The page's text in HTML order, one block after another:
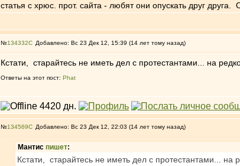
статья с хрюс. прот. сайта - любят они опускать друг
№134332 Добавлено: Вс 23 Дек 12, 15:39 (14 лет тому назад)
Кстати, старайтесь не иметь дел с протестантами... на
Ответы на этот пост: Phat
№134569 Добавлено: Вс 23 Дек 12, 22:03 (14 лет тому назад)
Мантис пишет:
Кстати, старайтесь не иметь дел с протестантами... на